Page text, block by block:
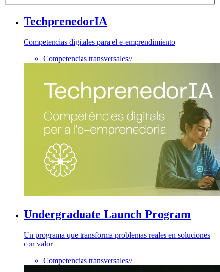
TechprenedorIA
Competencias digitales para el e-emprendimiento
Competencias transversales//
Undergraduate Launch Program
Un programa que transforma problemas reales en soluciones
con valor
Competencias transversales//